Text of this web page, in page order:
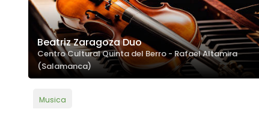
Beatriz Zaragoza Duo
Centro Cultural Quinta del Berro - Rafael Altamira
(Salamanca)
Musica